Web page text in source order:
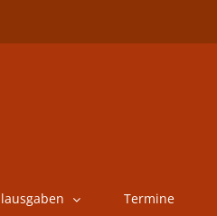
Termine